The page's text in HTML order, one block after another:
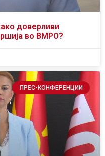
доверливи
во ВМРО?
ПРЕС-КОНФЕРЕНЦИИ